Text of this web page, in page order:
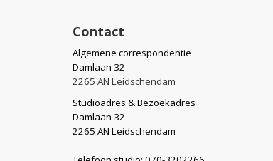
Contact
Algemene correspondentie
Damlaan 32
2265 AN Leidschendam
Studioadres & Bezoekadres
Damlaan 32
2265 AN Leidschendam